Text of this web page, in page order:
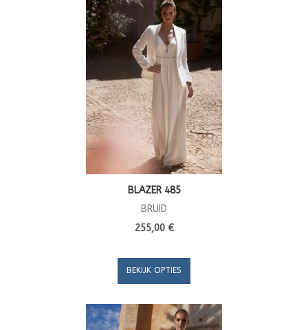
BLAZER 485
BRUID
255,00 €
BEKIJK OPTIES